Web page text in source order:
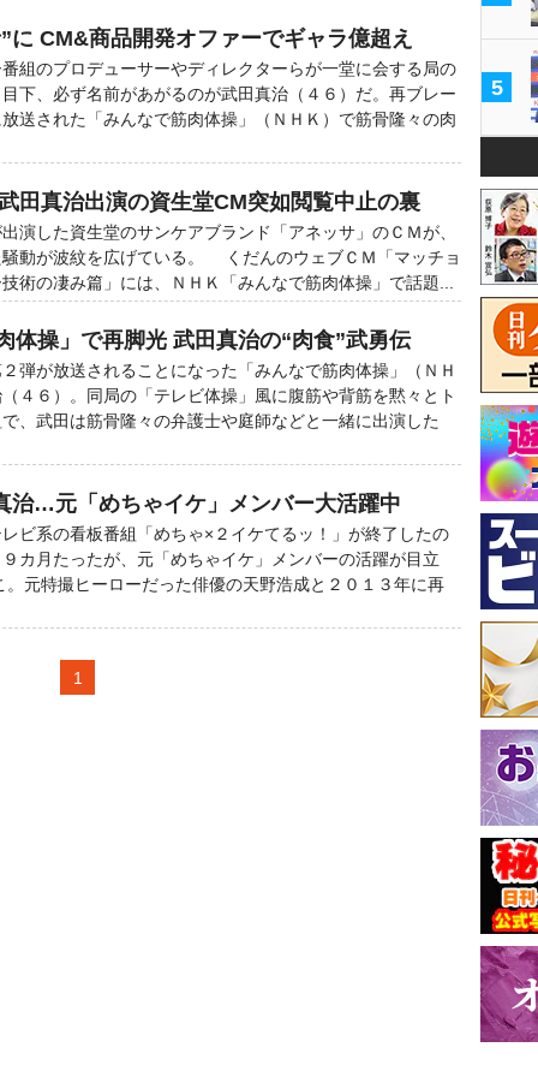
に CM&商品開発オファーでギャラ億超え
組のプロデューサーやディレクターらが一堂に会する局の
下、必ず名前があがるのが武田真治（４６）だ。再ブレー
送された「みんなで筋肉体操」（ＮＨＫ）で筋骨隆々の肉
田真治出演の資生堂CM突如閲覧中止の裏
した資生堂のサンケアブランド「アネッサ」のＣＭが、
動が波紋を広げている。 くだんのウェブＣＭ「マッチョ
術の凄み篇」には、ＮＨＫ「みんなで筋肉体操」で話題...
体操」で再脚光 武田真治の“肉食”武勇伝
が放送されることになった「みんなで筋肉体操」（ＮＨ
４６）。同局の「テレビ体操」風に腹筋や背筋を黙々とト
、武田は筋骨隆々の弁護士や庭師などと一緒に出演した
治…元「めちゃイケ」メンバー大活躍中
ビ系の看板番組「めちゃ×２イケてるッ！」が終了したの
カ月たったが、元「めちゃイケ」メンバーの活躍が目立
元特撮ヒーローだった俳優の天野浩成と２０１３年に再
1
5